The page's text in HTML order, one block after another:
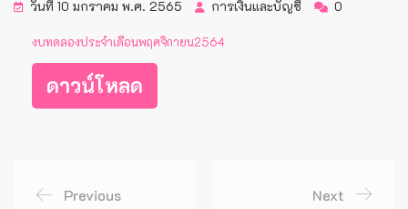
วันที่ 10 มกราคม พ.ศ. 2565 การเงินและบัญชี 0
งบทดลองประจำเดือนพฤศจิกายน2564
ดาวน์โหลด
Previous Next